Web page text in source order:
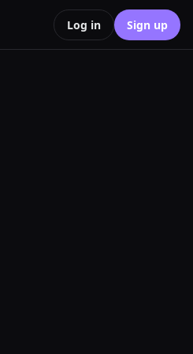
Log in Sign up